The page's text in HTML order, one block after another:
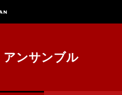
アンサンブル